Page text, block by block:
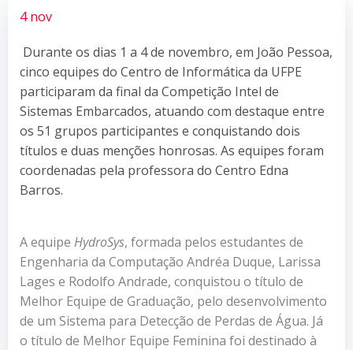
4 nov
Durante os dias 1 a 4 de novembro, em João Pessoa,
cinco equipes do Centro de Informática da UFPE
participaram da final da Competição Intel de
Sistemas Embarcados, atuando com destaque entre
os 51 grupos participantes e conquistando dois
títulos e duas menções honrosas. As equipes foram
coordenadas pela professora do Centro Edna
Barros.
A equipe HydroSys, formada pelos estudantes de
Engenharia da Computação Andréa Duque, Larissa
Lages e Rodolfo Andrade, conquistou o título de
Melhor Equipe de Graduação, pelo desenvolvimento
de um Sistema para Detecção de Perdas de Água. Já
o título de Melhor Equipe Feminina foi destinado à